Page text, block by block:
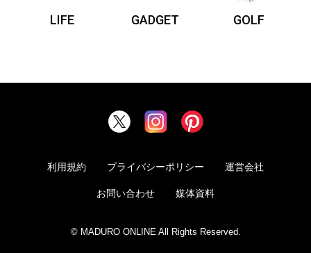
LIFE GADGET GOLF
利用規約 プライバシーポリシー 運営会社
お問い合わせ 媒体資料
© MADURO ONLINE All Rights Reserved.